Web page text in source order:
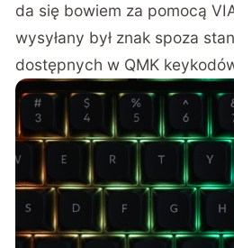
da się bowiem za pomocą
wysyłany był znak spoza
dostępnych w QMK